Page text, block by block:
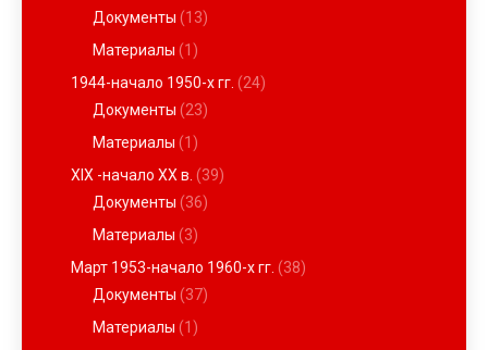
Документы (13)
Материалы (1)
1944-начало 1950-х гг. (24)
Документы (23)
Материалы (1)
XIX -начало ХХ в. (39)
Документы (36)
Материалы (3)
Март 1953-начало 1960-х гг. (38)
Документы (37)
Материалы (1)